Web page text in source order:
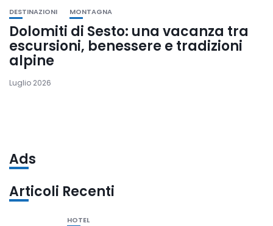
DESTINAZIONI MONTAGNA
Dolomiti di Sesto: una vacanza tra
escursioni, benessere e tradizioni
alpine
Luglio 2026
Ads
Articoli Recenti
HOTEL